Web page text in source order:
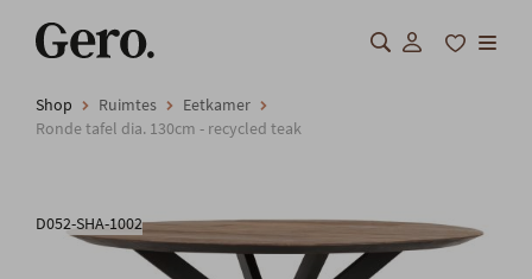
Shop
Inspiratie
Shop Ruimtes
Eetkamer
Ronde tafel dia. 130cm - recycled teak
D052-SHA-1002